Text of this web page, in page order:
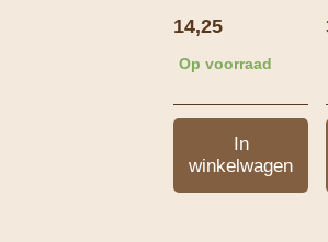
14,25
Op voorraad
In
winkelwagen